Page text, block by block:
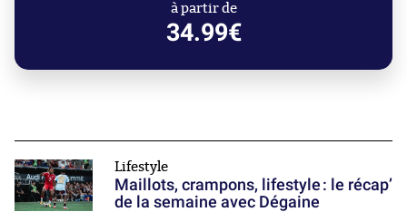
à partir de
34.99€
Lifestyle
Maillots, crampons, lifestyle : le récap’
de la semaine avec Dégaine